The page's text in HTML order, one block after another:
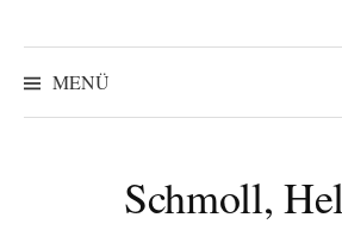
MENÜ
Schmoll,